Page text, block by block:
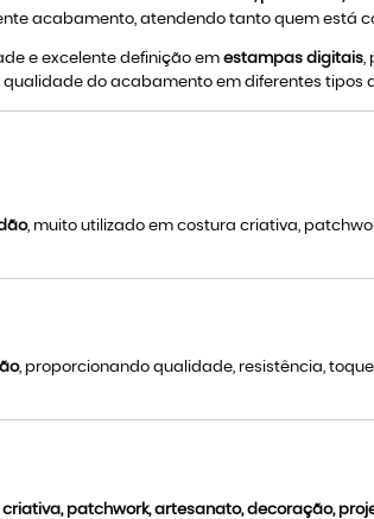
acabamento, atendendo tanto quem está
e excelente definição em estampas digitais,
do acabamento em diferentes tipos
, muito utilizado em costura criativa,
, proporcionando qualidade, resistência,
patchwork, artesanato, decoração,